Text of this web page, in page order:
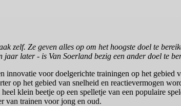
zelf. Ze geven alles op om het hoogste doel te
later - is Van Soerland bezig een ander doel te
innovatie voor doelgerichte trainingen op het gebied
op het gebied van snelheid en reactievermogen
klein beetje op een spelletje van een populaire
van trainen voor jong en oud.